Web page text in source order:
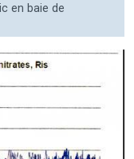
en baie de